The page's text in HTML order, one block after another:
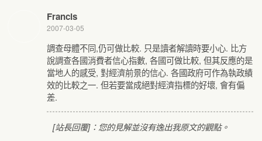
Francis
2007-03-05
調查母體不同,仍可做比較. 只是讀者解讀時要小心. 比方
說調查各國消費者信心指數, 各國可做比較, 但其反應的是
當地人的感受, 對經濟前景的信心. 各國政府可作為執政績
效的比較之一. 但若要當成絕對經濟指標的好壞, 會有偏
差.
[站長回覆]：您的見解並沒有逸出我原文的觀點。